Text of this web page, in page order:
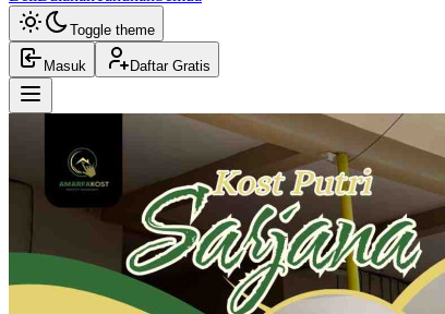
Toggle theme
Masuk Daftar Gratis